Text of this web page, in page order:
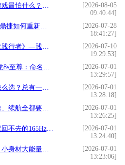
台手机治好了我的焦虑
[2026-08-05
09:40:44]
义AI原生企业基础设施
[2026-07-28
18:41:27]
践行文化，榜样力量
[2026-07-10
19:29:53]
命名背后的技术真相
[2026-07-01
13:29:57]
总有一款适合你
[2026-07-01
13:28:18]
？真我Neo8：安排！
[2026-07-01
13:26:25]
，游戏党这次真的赢了
[2026-07-01
13:24:40]
能量旗舰手机推荐
[2026-07-01
13:23:06]